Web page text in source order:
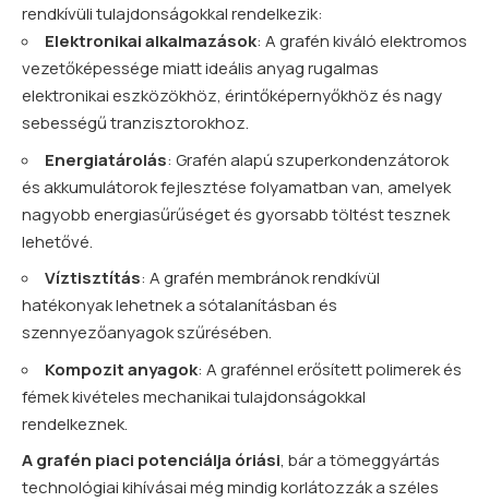
rendkívüli tulajdonságokkal rendelkezik:
Elektronikai alkalmazások: A grafén kiváló elektromos
vezetőképessége miatt ideális anyag rugalmas
elektronikai eszközökhöz, érintőképernyőkhöz és nagy
sebességű tranzisztorokhoz.
Energiatárolás: Grafén alapú szuperkondenzátorok
és akkumulátorok fejlesztése folyamatban van, amelyek
nagyobb energiasűrűséget és gyorsabb töltést tesznek
lehetővé.
Víztisztítás: A grafén membránok rendkívül
hatékonyak lehetnek a sótalanításban és
szennyezőanyagok szűrésében.
Kompozit anyagok: A grafénnel erősített polimerek és
fémek kivételes mechanikai tulajdonságokkal
rendelkeznek.
A grafén piaci potenciálja óriási, bár a tömeggyártás
technológiai kihívásai még mindig korlátozzák a széles